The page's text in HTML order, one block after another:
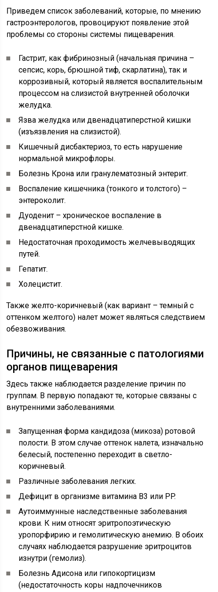
Приведем список заболеваний, которые, по мнению
гастроэнтерологов, провоцируют появление этой
проблемы со стороны системы пищеварения.
Гастрит, как фибринозный (начальная причина –
сепсис, корь, брюшной тиф, скарлатина), так и
коррозивный, который является воспалительным
процессом на слизистой внутренней оболочки
желудка.
Язва желудка или двенадцатиперстной кишки
(изъязвления на слизистой).
Кишечный дисбактериоз, то есть нарушение
нормальной микрофлоры.
Болезнь Крона или гранулематозный энтерит.
Воспаление кишечника (тонкого и толстого) –
энтероколит.
Дуоденит – хроническое воспаление в
двенадцатиперстной кишке.
Недостаточная проходимость желчевыводящих
путей.
Гепатит.
Холецистит.
Также желто-коричневый (как вариант – темный с
оттенком желтого) налет может являться следствием
обезвоживания.
Причины, не связанные с патологиями
органов пищеварения
Здесь также наблюдается разделение причин по
группам. В первую попадают те, которые связаны с
внутренними заболеваниями.
Запущенная форма кандидоза (микоза) ротовой
полости. В этом случае оттенок налета, изначально
белесый, постепенно переходит в светло-
коричневый.
Различные заболевания легких.
Дефицит в организме витамина B3 или PP.
Аутоиммунные наследственные заболевания
крови. К ним относят эритропоэтическую
уропорфирию и гемолитическую анемию. В обоих
случаях наблюдается разрушение эритроцитов
изнутри (гемолиз).
Болезнь Адисона или гипокортицизм
(недостаточность коры надпочечников